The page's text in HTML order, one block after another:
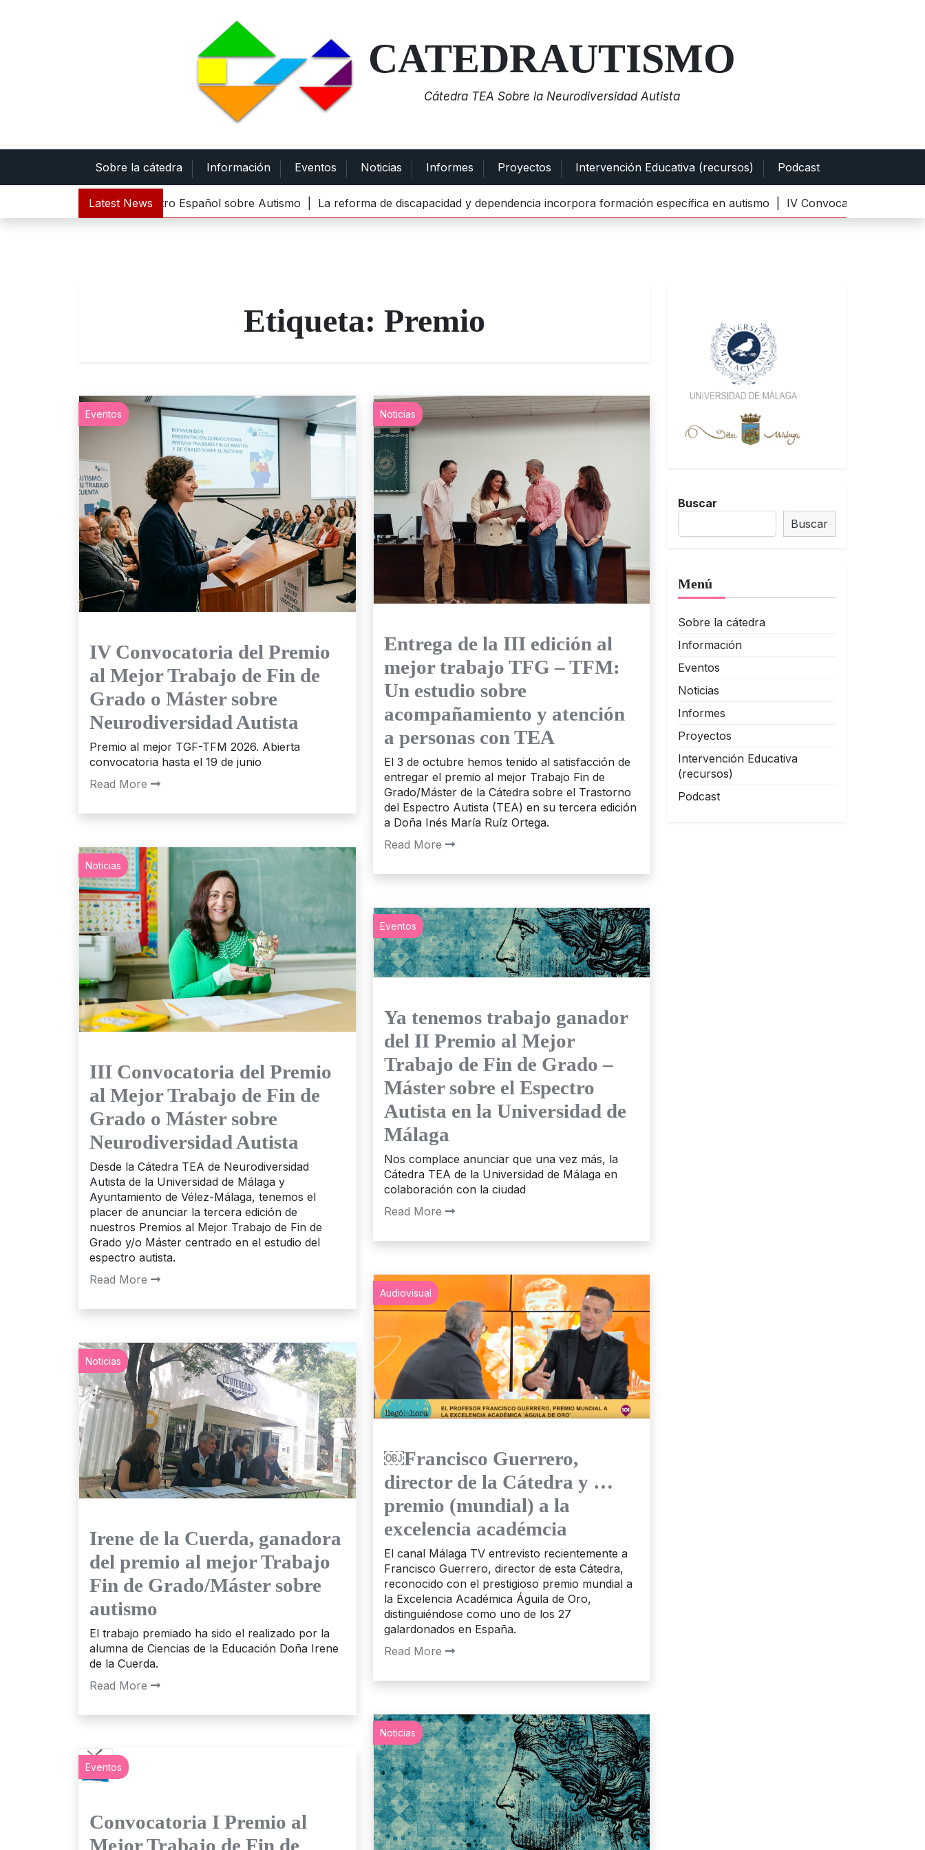
CATEDRAUTISMO
Cátedra TEA Sobre la Neurodiversidad Autista
Sobre la cátedra Información Eventos Noticias Informes Proyectos Intervención Educativa (recursos) Podcast
Latest News
500.000 euros al Centro Español sobre Autismo |La reforma de discapacidad y dependencia incorpora formación específica en autismo |IV Convocatoria del Premio al
Etiqueta: Premio
Eventos
IV Convocatoria del Premio
al Mejor Trabajo de Fin de
Grado o Máster sobre
Neurodiversidad Autista
Premio al mejor TGF-TFM 2026. Abierta
convocatoria hasta el 19 de junio
Read More
Noticias
Entrega de la III edición al
mejor trabajo TFG – TFM:
Un estudio sobre
acompañamiento y atención
a personas con TEA
El 3 de octubre hemos tenido al satisfacción de
entregar el premio al mejor Trabajo Fin de
Grado/Máster de la Cátedra sobre el Trastorno
del Espectro Autista (TEA) en su tercera edición
a Doña Inés María Ruíz Ortega.
Read More
Noticias
III Convocatoria del Premio
al Mejor Trabajo de Fin de
Grado o Máster sobre
Neurodiversidad Autista
Desde la Cátedra TEA de Neurodiversidad
Autista de la Universidad de Málaga y
Ayuntamiento de Vélez-Málaga, tenemos el
placer de anunciar la tercera edición de
nuestros Premios al Mejor Trabajo de Fin de
Grado y/o Máster centrado en el estudio del
espectro autista.
Read More
Eventos
Ya tenemos trabajo ganador
del II Premio al Mejor
Trabajo de Fin de Grado –
Máster sobre el Espectro
Autista en la Universidad de
Málaga
Nos complace anunciar que una vez más, la
Cátedra TEA de la Universidad de Málaga en
colaboración con la ciudad
Read More
Audiovisual
￼Francisco Guerrero,
director de la Cátedra y …
premio (mundial) a la
excelencia académcia
El canal Málaga TV entrevisto recientemente a
Francisco Guerrero, director de esta Cátedra,
reconocido con el prestigioso premio mundial a
la Excelencia Académica Águila de Oro,
distinguiéndose como uno de los 27
galardonados en España.
Read More
Noticias
Irene de la Cuerda, ganadora
del premio al mejor Trabajo
Fin de Grado/Máster sobre
autismo
El trabajo premiado ha sido el realizado por la
alumna de Ciencias de la Educación Doña Irene
de la Cuerda.
Read More
Noticias
Eventos
Convocatoria I Premio al
Mejor Trabajo de Fin de
Buscar
Buscar
Menú
Sobre la cátedra
Información
Eventos
Noticias
Informes
Proyectos
Intervención Educativa
(recursos)
Podcast